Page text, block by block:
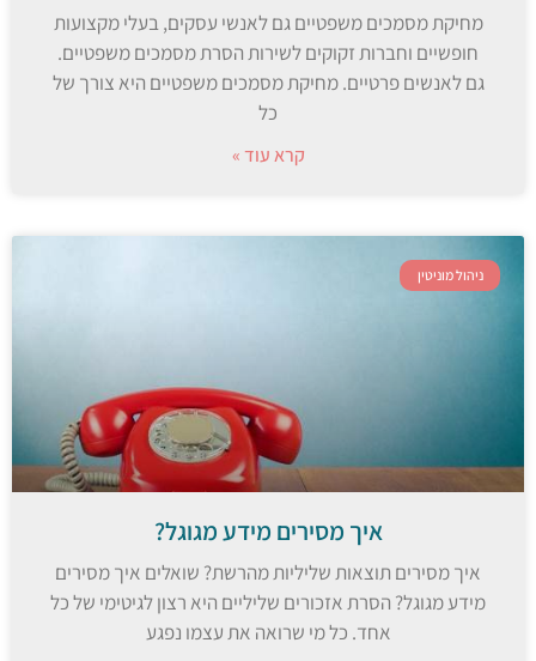
מחיקת מסמכים משפטיים גם לאנשי עסקים, בעלי מקצועות
חופשיים וחברות זקוקים לשירות הסרת מסמכים משפטיים.
גם לאנשים פרטיים. מחיקת מסמכים משפטיים היא צורך של
כל
קרא עוד »
ניהול מוניטין
איך מסירים מידע מגוגל?
איך מסירים תוצאות שליליות מהרשת? שואלים איך מסירים
מידע מגוגל? הסרת אזכורים שליליים היא רצון לגיטימי של כל
אחד. כל מי שרואה את עצמו נפגע